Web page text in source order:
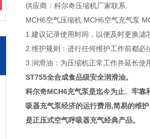
供应商：科尔奇压缩机厂家联系.
MCH6空气压缩机 MCH6空气充气泵
1.建议记录使用时间，以便及时更换滤
2.维护规则：进行任何维护工作前都必
3.润滑油：为压缩机正常工作并延长使
ST755全合成食品级安全润滑油。
科尔奇MCH6充气泵是迄今为止、牢靠
吸器充气泵经济的运行费用,简易的维
是正压式空气呼吸器充气经典产品。